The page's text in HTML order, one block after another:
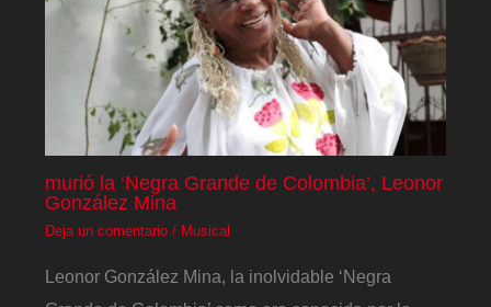
murió la ‘Negra Grande de Colombia’, Leonor
González Mina
Deja un comentario / Musical
Leonor González Mina, la inolvidable ‘Negra